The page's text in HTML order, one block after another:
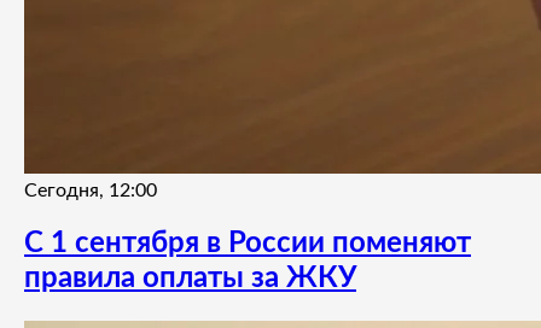
Сегодня, 12:00
С 1 сентября в России поменяют
правила оплаты за ЖКУ